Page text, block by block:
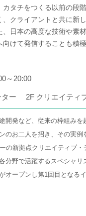
タチをつくる以前の段
、クライアントと共に新
日本の高度な技術や素
向けて発信することも積
～20:00
ター 2F クリエイティ
開発など、従来の枠組みを
のお二人を招き、その実例
の新拠点クリエイティブ・
分野で活躍するスペシャリ
オープンし第1回目となる